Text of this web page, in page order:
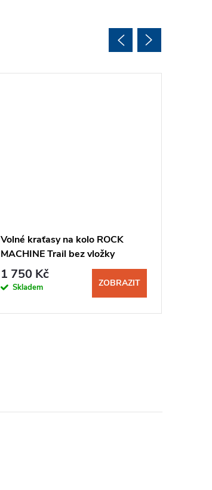
Volné kraťasy na kolo ROCK
MACHINE Trail bez vložky
pánské šedá
1 750 Kč
Skladem ZOBRAZIT